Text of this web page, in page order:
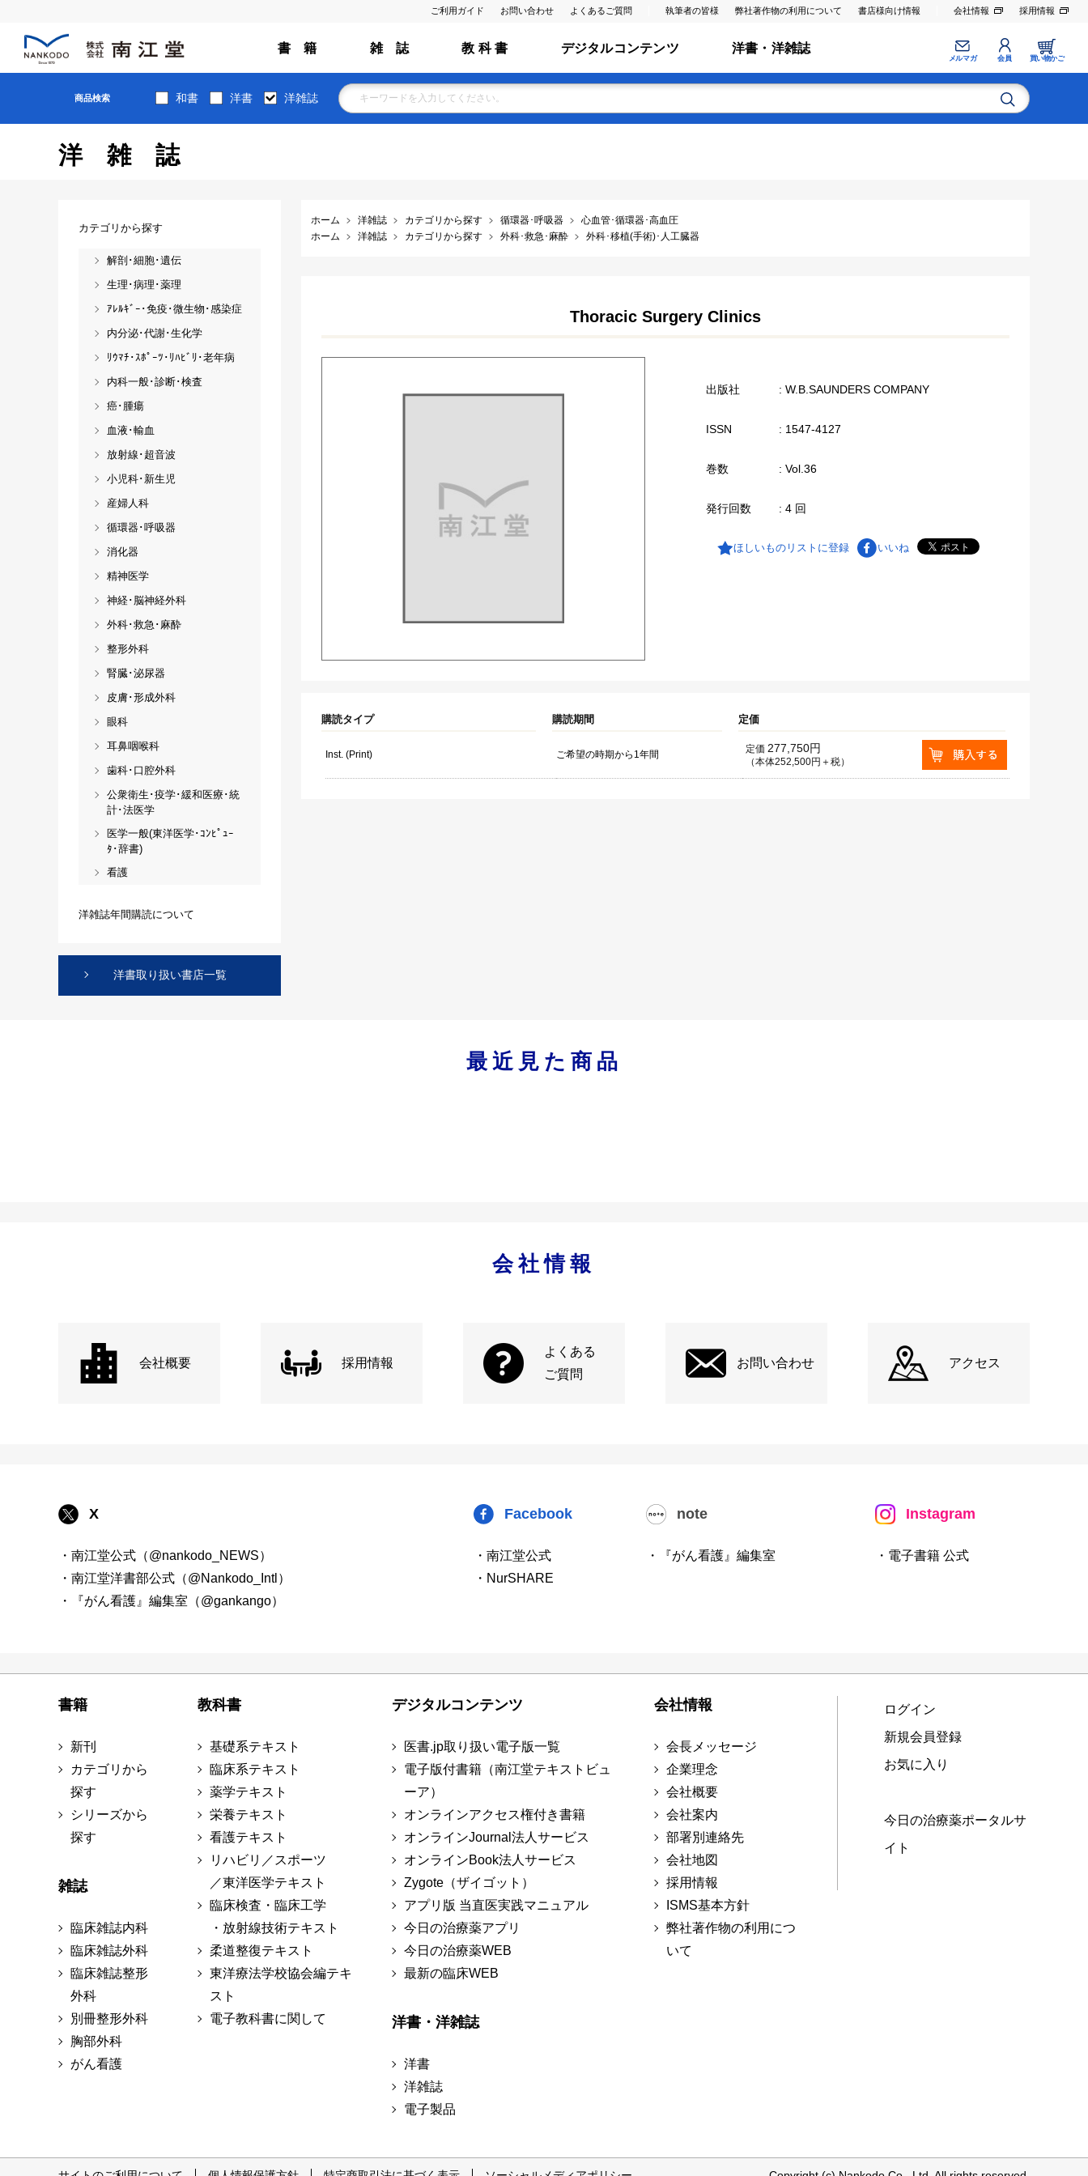
ご利用ガイド お問い合わせ よくあるご質問 執筆者の皆様 弊社著作物の利用について 書店様向け情報 会社情報 採用情報
書 籍 雑 誌 教 科 書 デジタルコンテンツ 洋書・洋雑誌
メルマガ 会員 買い物かご
商品検索 和書 洋書 洋雑誌
洋雑誌
ホーム 洋雑誌 カテゴリから探す 循環器･呼吸器
心血管･循環器･高血圧
ホーム
洋雑誌 カテゴリから探す 外科･救急･麻酔 外科･移植(手術)･人工臓器
Thoracic Surgery Clinics
出版社 : W.B.SAUNDERS COMPANY
ISSN : 1547-4127
巻数 : Vol.36
発行回数 : 4 回
ほしいものリストに登録 いいね
購読タイプ 購読期間 定価
Inst. (Print) ご希望の時期から1年間 定価 277,750円
（本体252,500円＋税）
カテゴリから探す
解剖･細胞･遺伝
生理･病理･薬理
ｱﾚﾙｷﾞｰ･免疫･微生物･感染症
内分泌･代謝･生化学
ﾘｳﾏﾁ･ｽﾎﾟｰﾂ･ﾘﾊﾋﾞﾘ･老年病
内科一般･診断･検査
癌･腫瘍
血液･輸血
放射線･超音波
小児科･新生児
産婦人科
循環器･呼吸器
消化器
精神医学
神経･脳神経外科
外科･救急･麻酔
整形外科
腎臓･泌尿器
皮膚･形成外科
眼科
耳鼻咽喉科
歯科･口腔外科
公衆衛生･疫学･緩和医療･統
計･法医学
医学一般(東洋医学･ｺﾝﾋﾟｭｰ
ﾀ･辞書)
看護
洋雑誌年間購読について
洋書取り扱い書店一覧
最近見た商品
会社情報
会社概要 採用情報
よくある
ご質問
お問い合わせ アクセス
X
・南江堂公式（@nankodo_NEWS）
・南江堂洋書部公式（@Nankodo_Intl）
・『がん看護』編集室（@gankango）
Facebook
・南江堂公式
・NurSHARE
note
・『がん看護』編集室
Instagram
・電子書籍 公式
書籍
新刊
カテゴリから
探す
シリーズから
探す
雑誌
臨床雑誌内科
臨床雑誌外科
臨床雑誌整形
外科
別冊整形外科
胸部外科
がん看護
教科書
基礎系テキスト
臨床系テキスト
薬学テキスト
栄養テキスト
看護テキスト
リハビリ／スポーツ
／東洋医学テキスト
臨床検査・臨床工学
・放射線技術テキスト
柔道整復テキスト
東洋療法学校協会編テキ
スト
電子教科書に関して
デジタルコンテンツ
医書.jp取り扱い電子版一覧
電子版付書籍（南江堂テキストビュ
ーア）
オンラインアクセス権付き書籍
オンラインJournal法人サービス
オンラインBook法人サービス
Zygote（ザイゴット）
アプリ版 当直医実践マニュアル
今日の治療薬アプリ
今日の治療薬WEB
最新の臨床WEB
洋書・洋雑誌
洋書
洋雑誌
電子製品
会社情報
会長メッセージ
企業理念
会社概要
会社案内
部署別連絡先
会社地図
採用情報
ISMS基本方針
弊社著作物の利用につ
いて
ログイン
新規会員登録
お気に入り
今日の治療薬ポータルサ
イト